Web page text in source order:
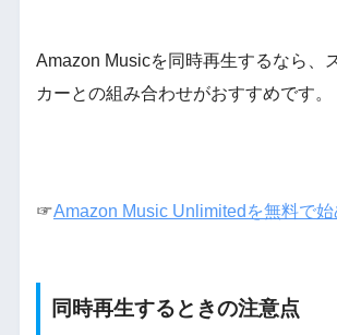
Amazon Musicを同時再生するなら、
カーとの組み合わせがおすすめです。
☞Amazon Music Unlimitedを無料で始
同時再生するときの注意点